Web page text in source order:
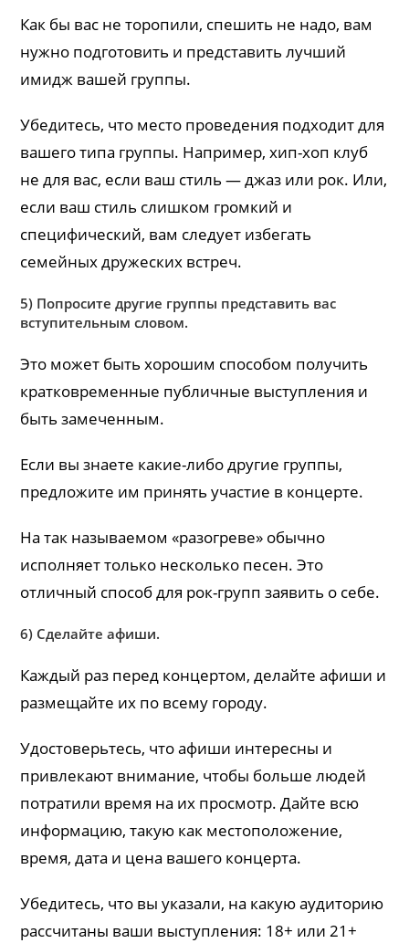
Как бы вас не торопили, спешить не надо, вам
нужно подготовить и представить лучший
имидж вашей группы.
Убедитесь, что место проведения подходит для
вашего типа группы. Например, хип-хоп клуб
не для вас, если ваш стиль — джаз или рок. Или,
если ваш стиль слишком громкий и
специфический, вам следует избегать
семейных дружеских встреч.
5) Попросите другие группы представить вас
вступительным словом.
Это может быть хорошим способом получить
кратковременные публичные выступления и
быть замеченным.
Если вы знаете какие-либо другие группы,
предложите им принять участие в концерте.
На так называемом «разогреве» обычно
исполняет только несколько песен. Это
отличный способ для рок-групп заявить о себе.
6) Сделайте афиши.
Каждый раз перед концертом, делайте афиши и
размещайте их по всему городу.
Удостоверьтесь, что афиши интересны и
привлекают внимание, чтобы больше людей
потратили время на их просмотр. Дайте всю
информацию, такую ​​как местоположение,
время, дата и цена вашего концерта.
Убедитесь, что вы указали, на какую аудиторию
рассчитаны ваши выступления: 18+ или 21+